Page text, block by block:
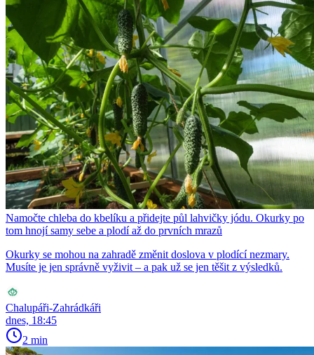
Namočte chleba do kbelíku a přidejte půl lahvičky jódu. Okurky po
tom hnojí samy sebe a plodí až do prvních mrazů
Okurky se mohou na zahradě změnit doslova v plodící nezmary.
Musíte je jen správně vyživit – a pak už se jen těšit z výsledků.
Chalupáři-Zahrádkáři
dnes, 18:45
2 min